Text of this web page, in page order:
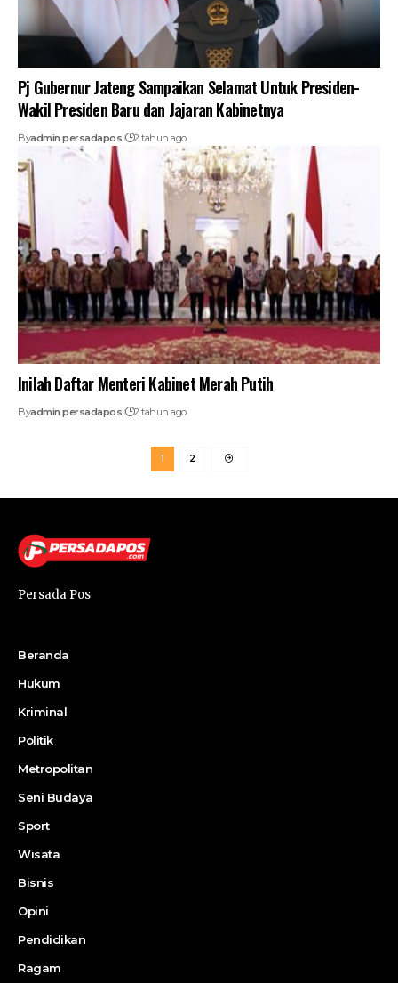
Pj Gubernur Jateng Sampaikan Selamat Untuk Presiden-
Wakil Presiden Baru dan Jajaran Kabinetnya
Byadmin persadapos 2 tahun ago
Inilah Daftar Menteri Kabinet Merah Putih
Byadmin persadapos 2 tahun ago
1 2
Persada Pos
Beranda
Hukum
Kriminal
Politik
Metropolitan
Seni Budaya
Sport
Wisata
Bisnis
Opini
Pendidikan
Ragam